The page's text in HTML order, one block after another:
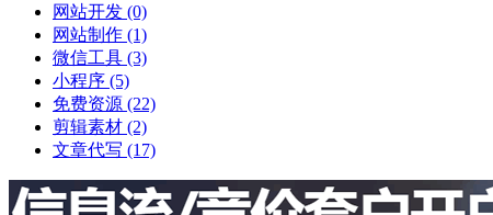
网站开发 (0)
网站制作 (1)
微信工具 (3)
小程序 (5)
免费资源 (22)
剪辑素材 (2)
文章代写 (17)